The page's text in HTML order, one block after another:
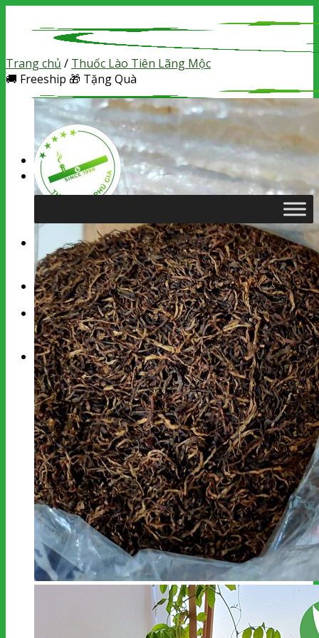
Tìm
kiếm:
Chưa có sản phẩm trong giỏ hàng.
Tìm
kiếm:
Giỏ hàng
Chưa có sản phẩm trong giỏ hàng.
Trang chủ / Thuốc Lào Tiên Lãng Mộc
🚚 Freeship 🎁 Tặng Quà